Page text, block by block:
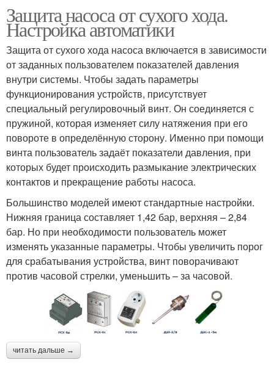
Защита насоса от сухого хода.
Настройка автоматики
Защита от сухого хода насоса включается в зависимости
от заданных пользователем показателей давления
внутри системы. Чтобы задать параметры
функционирования устройств, присутствует
специальный регулировочный винт. Он соединяется с
пружиной, которая изменяет силу натяжения при его
повороте в определённую сторону. Именно при помощи
винта пользователь задаёт показатели давления, при
которых будет происходить размыкание электрических
контактов и прекращение работы насоса.
Большинство моделей имеют стандартные настройки.
Нижняя граница составляет 1,42 бар, верхняя – 2,84
бар. Но при необходимости пользователь может
изменять указанные параметры. Чтобы увеличить порог
для срабатывания устройства, винт поворачивают
против часовой стрелки, уменьшить – за часовой.
читать дальше →